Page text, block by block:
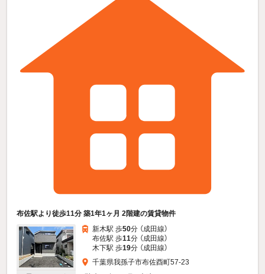
布佐駅より徒歩11分 築1年1ヶ月 2階建の賃貸物件
新木駅 歩50分 （成田線）
布佐駅 歩11分 （成田線）
木下駅 歩19分 （成田線）
千葉県我孫子市布佐酉町57-23